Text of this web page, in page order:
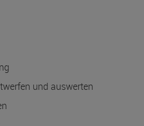
und auswerten